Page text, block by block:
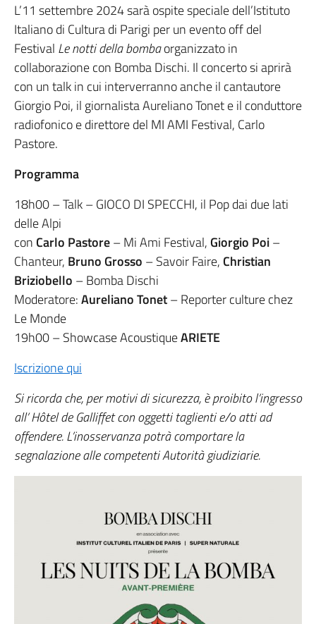
L’11 settembre 2024 sarà ospite speciale dell’Istituto
Italiano di Cultura di Parigi per un evento off del
Festival Le notti della bombaorganizzato in
collaborazione con Bomba Dischi. Il concerto si aprirà
con un talk in cui interverranno anche il cantautore
Giorgio Poi, il giornalista Aureliano Tonet e il conduttore
radiofonico e direttore del MI AMI Festival, Carlo
Pastore.
Programma
18h00 – Talk – GIOCO DI SPECCHI, il Pop dai due lati
delle Alpi
con Carlo Pastore– Mi Ami Festival, Giorgio Poi–
Chanteur, Bruno Grosso – Savoir Faire, Christian
Briziobello – Bomba Dischi
Moderatore:Aureliano Tonet– Reporter culture chez
Le Monde
19h00 – Showcase AcoustiqueARIETE
Iscrizione qui
Si ricorda che, per motivi di sicurezza, è proibito l’ingresso
all’ Hôtel de Galliffet con oggetti taglienti e/o atti ad
offendere. L’inosservanza potrà comportare la
segnalazione alle competenti Autorità giudiziarie.